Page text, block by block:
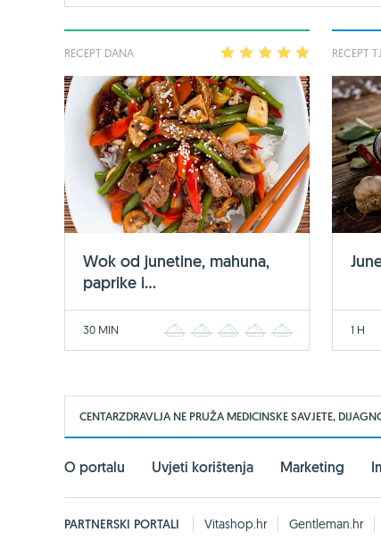
RECEPT DANA 2 3 4
Wok od junetine, mahuna,
paprike i...
30 MIN 2 3 4
RECEPT
1 H
CENTARZDRAVLJA NE PRUŽA MEDICINSKE SAVJETE,
O portalu Uvjeti korištenja Marketing
PARTNERSKI PORTALI Vitashop.hr Gentleman.hr